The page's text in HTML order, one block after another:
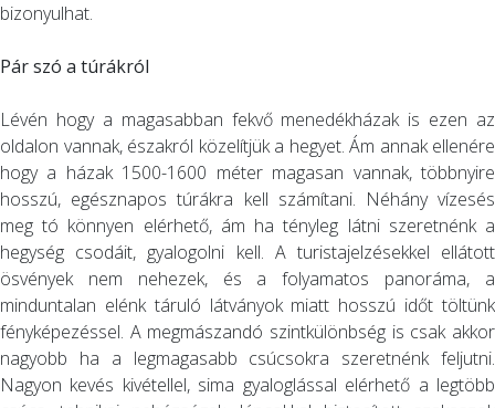
bizonyulhat.
Pár szó a túrákról
Lévén hogy a magasabban fekvő menedékházak is ezen az
oldalon vannak, északról közelítjük a hegyet. Ám annak ellenére
hogy a házak 1500-1600 méter magasan vannak, többnyire
hosszú, egésznapos túrákra kell számítani. Néhány vízesés
meg tó könnyen elérhető, ám ha tényleg látni szeretnénk a
hegység csodáit, gyalogolni kell. A turistajelzésekkel ellátott
ösvények nem nehezek, és a folyamatos panoráma, a
minduntalan elénk táruló látványok miatt hosszú időt töltünk
fényképezéssel. A megmászandó szintkülönbség is csak akkor
nagyobb ha a legmagasabb csúcsokra szeretnénk feljutni.
Nagyon kevés kivétellel, sima gyaloglással elérhető a legtöbb